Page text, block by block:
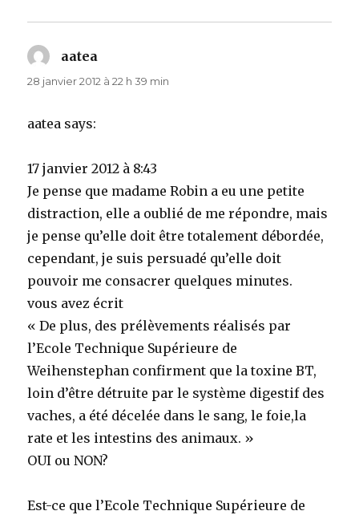
aatea
28 janvier 2012 à 22 h 39 min
aatea says:
17 janvier 2012 à 8:43
Je pense que madame Robin a eu une petite
distraction, elle a oublié de me répondre, mais
je pense qu’elle doit être totalement débordée,
cependant, je suis persuadé qu’elle doit
pouvoir me consacrer quelques minutes.
vous avez écrit
« De plus, des prélèvements réalisés par
l’Ecole Technique Supérieure de
Weihenstephan confirment que la toxine BT,
loin d’être détruite par le système digestif des
vaches, a été décelée dans le sang, le foie,la
rate et les intestins des animaux. »
OUI ou NON?
Est-ce que l’Ecole Technique Supérieure de